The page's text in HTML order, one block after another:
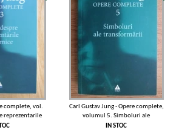
complete, vol.
reprezentarile
Carl Gustav Jung - Opere complete,
volumul 5. Simboluri ale
transformarii
IN STOC